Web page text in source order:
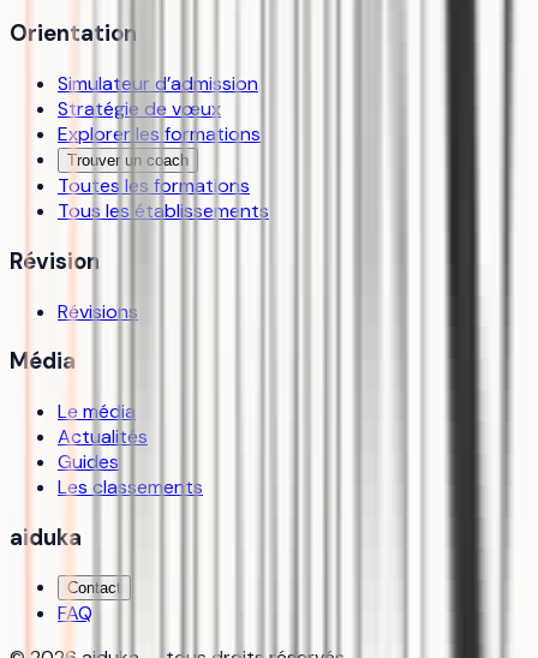
Orientation
Simulateur d’admission
Stratégie de vœux
Explorer les formations
Trouver un coach
Toutes les formations
Tous les établissements
Révision
Révisions
Média
Le média
Actualités
Guides
Les classements
aiduka
Contact
FAQ